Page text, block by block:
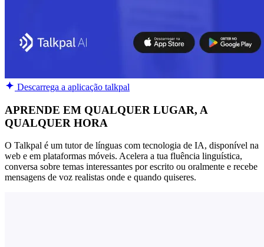
Descarrega a aplicação talkpal
APRENDE EM QUALQUER LUGAR, A
QUALQUER HORA
O Talkpal é um tutor de línguas com tecnologia de IA, disponível na
web e em plataformas móveis. Acelera a tua fluência linguística,
conversa sobre temas interessantes por escrito ou oralmente e recebe
mensagens de voz realistas onde e quando quiseres.